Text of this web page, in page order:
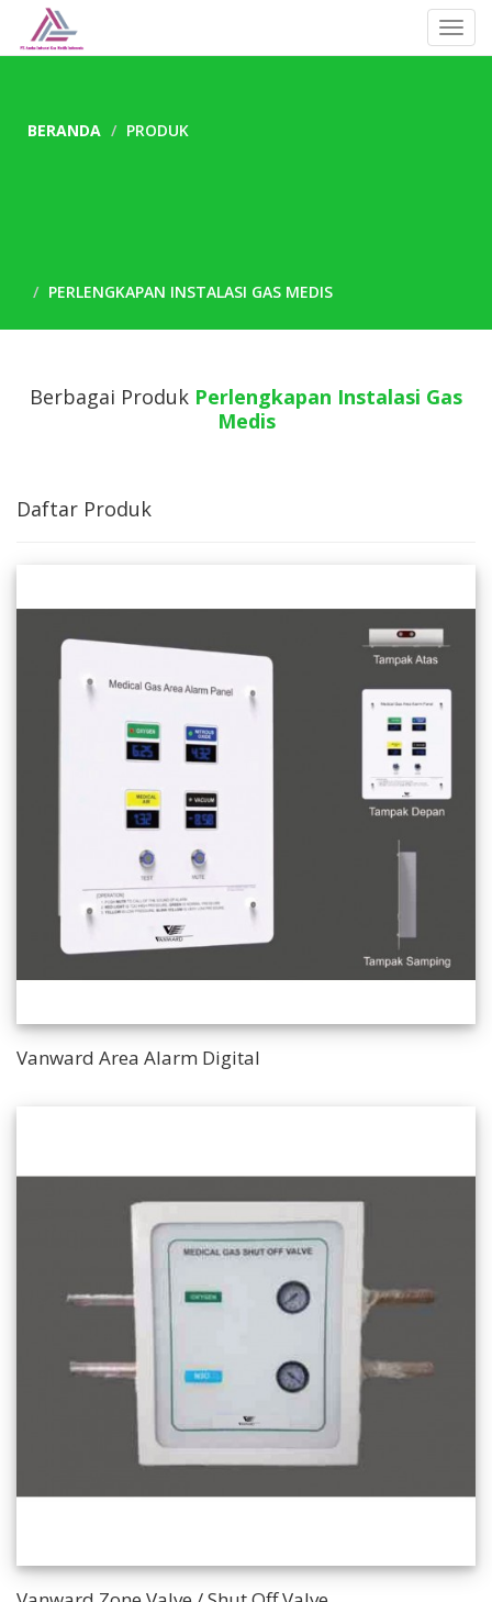
BERANDA PRODUK
PERLENGKAPAN INSTALASI GAS MEDIS
Berbagai Produk Perlengkapan Instalasi Gas
Medis
Daftar Produk
Vanward Area Alarm Digital